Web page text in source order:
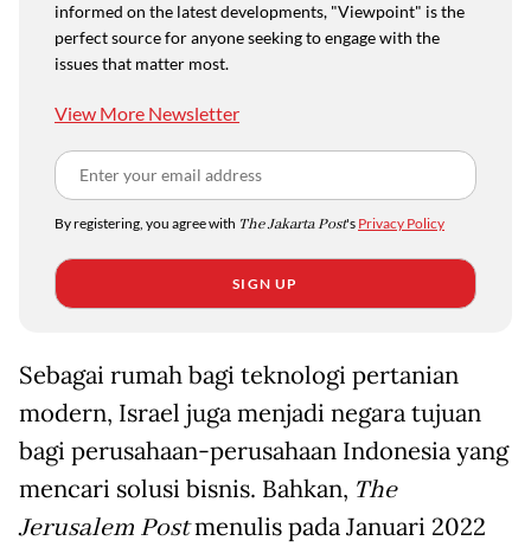
informed on the latest developments, "Viewpoint" is the
perfect source for anyone seeking to engage with the
issues that matter most.
View More Newsletter
By registering, you agree with The Jakarta Post's Privacy Policy
SIGN UP
Sebagai rumah bagi teknologi pertanian
modern, Israel juga menjadi negara tujuan
bagi perusahaan-perusahaan Indonesia yang
mencari solusi bisnis. Bahkan, The
Jerusalem Postmenulis pada Januari 2022